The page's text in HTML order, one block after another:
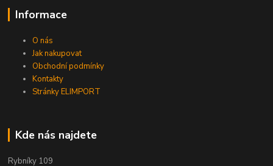
Informace
O nás
Jak nakupovat
Obchodní podmínky
Kontakty
Stránky ELIMPORT
Kde nás najdete
Rybníky 109